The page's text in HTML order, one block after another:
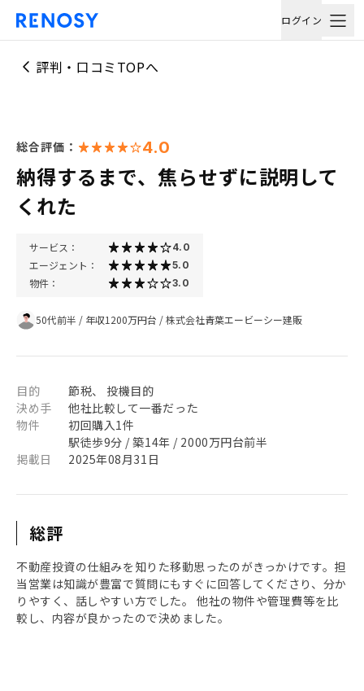
ログイン
評判・口コミTOPへ
総合評価： 4.0
納得するまで、焦らせずに説明して
くれた
サービス： 4.0
エージェント： 5.0
物件： 3.0
50代前半 / 年収1200万円台 /株式会社青葉エービーシー建販
目的
節税、 投機目的
決め手
他社比較して一番だった
物件
初回購入1件
駅徒歩9分 / 築14年 / 2000万円台前半
掲載日
2025年08月31日
総評
不動産投資の仕組みを知りた移動思ったのがきっかけです。担
当営業は知識が豊富で質問にもすぐに回答してくださり、分か
りやすく、話しやすい方でした。 他社の物件や管理費等を比
較し、内容が良かったので決めました。